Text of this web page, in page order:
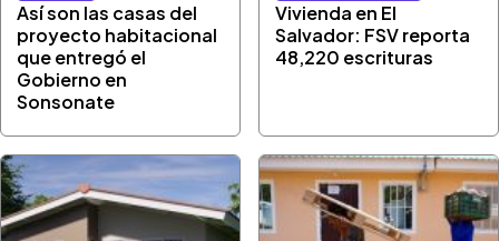
Así son las casas del
proyecto habitacional
que entregó el
Gobierno en
Sonsonate
Vivienda en El
Salvador: FSV reporta
48,220 escrituras